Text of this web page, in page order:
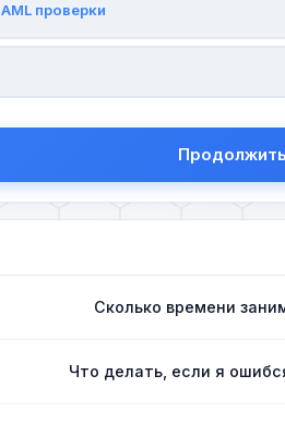
AML проверки
Сколько времени
Что делать, если я